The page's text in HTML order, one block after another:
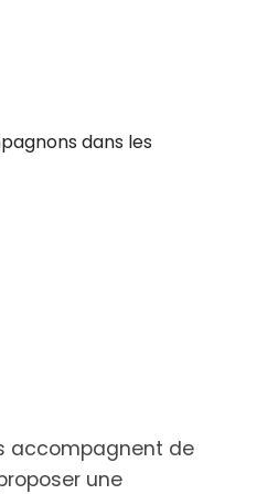
dans les
accompagnent de
une